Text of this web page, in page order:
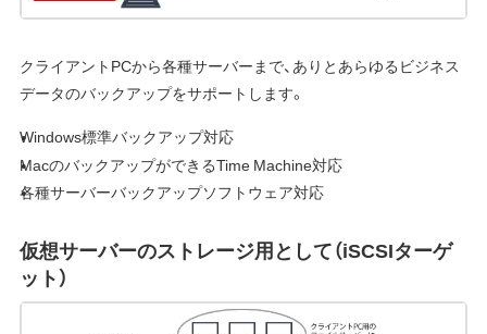
クライアントPCから各種サーバーまで、ありとあらゆるビジネス
データのバックアップをサポートします。
Windows標準バックアップ対応
MacのバックアップができるTime Machine対応
各種サーバーバックアップソフトウェア対応
仮想サーバーのストレージ用として（iSCSIターゲ
ット）